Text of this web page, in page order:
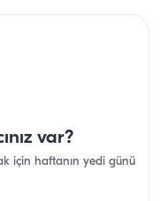
var?
için haftanın yedi günü